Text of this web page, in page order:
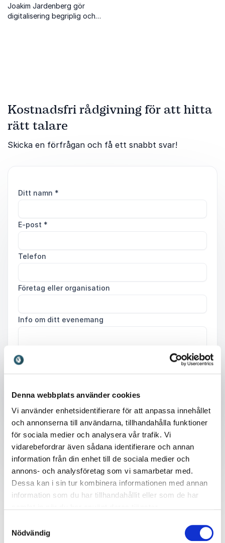
Denna webbplats använder cookies
Vi använder enhetsidentifierare för att anpassa innehållet
och annonserna till användarna, tillhandahålla funktioner
för sociala medier och analysera vår trafik. Vi
vidarebefordrar även sådana identifierare och annan
information från din enhet till de sociala medier och
annons- och analysföretag som vi samarbetar med.
Dessa kan i sin tur kombinera informationen med annan
information som du har tillhandahållit eller som de har
Nödvändig
Joakim Jardenberg gör
digitalisering begriplig och
Kostnadsfri rådgivning för att hitta
rätt talare
Skicka en förfrågan och få ett snabbt svar!
Ditt namn *
E-post *
Telefon
Företag eller organisation
Info om ditt evenemang
Därför ska du boka en
föreläsning om